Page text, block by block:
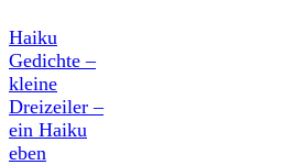
Haiku
Gedichte –
kleine
Dreizeiler –
ein Haiku
eben